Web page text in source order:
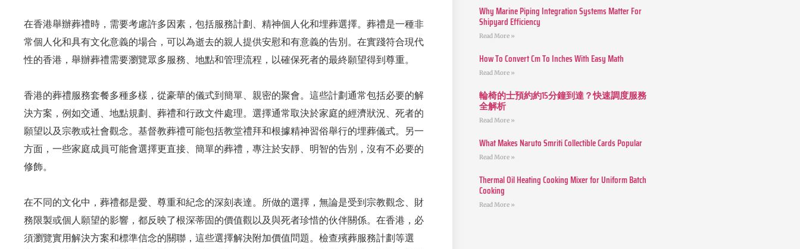
在香港舉辦葬禮時，需要考慮許多因素，包括服務計劃、精神個人化和埋葬選擇。葬禮是一種非
常個人化和具有文化意義的場合，可以為逝去的親人提供安慰和有意義的告別。在實踐符合現代
性的香港，舉辦葬禮需要瀏覽眾多服務、地點和管理流程，以確保死者的最終願望得到尊重。
香港的葬禮服務套餐多種多樣，從豪華的儀式到簡單、親密的聚會。這些計劃通常包括必要的解
決方案，例如交通、地點規劃、葬禮和行政文件處理。選擇通常取決於家庭的經濟狀況、死者的
願望以及宗教或社會觀念。基督教葬禮可能包括教堂禮拜和根據精神習俗舉行的埋葬儀式。另一
方面，一些家庭成員可能會選擇更直接、簡單的葬禮，專注於安靜、明智的告別，沒有不必要的
修飾。
在不同的文化中，葬禮都是愛、尊重和紀念的深刻表達。所做的選擇，無論是受到宗教觀念、財
務限製或個人願望的影響，都反映了根深蒂固的價值觀以及與死者珍惜的伙伴關係。在香港，必
須瀏覽實用解決方案和標準信念的關聯，這些選擇解決附加價值問題。檢查殯葬服務計劃等選
Why Marine Piping Integration Systems Matter For
Shipyard Efficiency
Read More »
How To Convert Cm To Inches With Easy Math
Read More »
輪椅的士預約約15分鐘到達？快速調度服務
全解析
Read More »
What Makes Naruto Smriti Collectible Cards Popular
Read More »
Thermal Oil Heating Cooking Mixer for Uniform Batch
Cooking
Read More »